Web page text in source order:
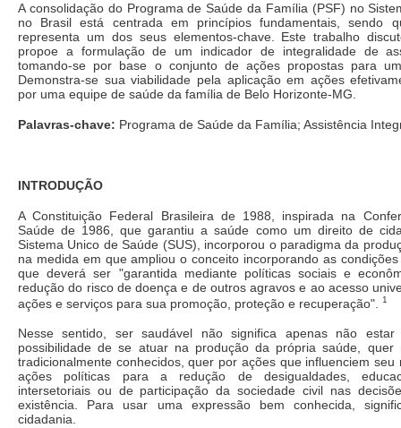
A consolidação do Programa de Saúde da Família (PSF) no
no Brasil está centrada em princípios fundamentais, sendo
representa um dos seus elementos-chave. Este trabalho
propoe a formulação de um indicador de integralidade de
tomando-se por base o conjunto de ações propostas para
Demonstra-se sua viabilidade pela aplicação em ações
por uma equipe de saúde da família de Belo Horizonte-MG.
Palavras-chave: Programa de Saúde da Família; Assistência
INTRODUÇÃO
A Constituição Federal Brasileira de 1988, inspirada na
Saúde de 1986, que garantiu a saúde como um direito de
Sistema Unico de Saúde (SUS), incorporou o paradigma da
na medida em que ampliou o conceito incorporando as
que deverá ser "garantida mediante políticas sociais e
redução do risco de doença e de outros agravos e ao acesso
ações e serviços para sua promoção, proteção e recuperação".
1
Nesse sentido, ser saudável não significa apenas não
possibilidade de se atuar na produção da própria saúde, quer
tradicionalmente conhecidos, quer por ações que influenciem seu
ações políticas para a redução de desigualdades,
intersetoriais ou de participação da sociedade civil nas
existência. Para usar uma expressão bem conhecida,
cidadania.